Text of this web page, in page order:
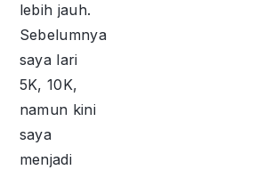
lebih jauh.
Sebelumnya
saya lari
5K, 10K,
namun kini
saya
menjadi